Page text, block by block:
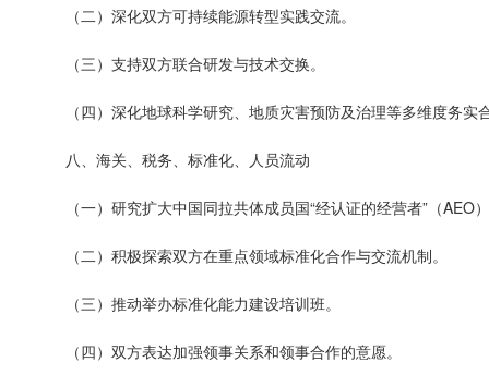
（二）深化双方可持续能源转型实践交流。
（三）支持双方联合研发与技术交换。
（四）深化地球科学研究、地质灾害预防及治理等多维度务
八、海关、税务、标准化、人员流动
（一）研究扩大中国同拉共体成员国“经认证的经营者”（
（二）积极探索双方在重点领域标准化合作与交流机制。
（三）推动举办标准化能力建设培训班。
（四）双方表达加强领事关系和领事合作的意愿。